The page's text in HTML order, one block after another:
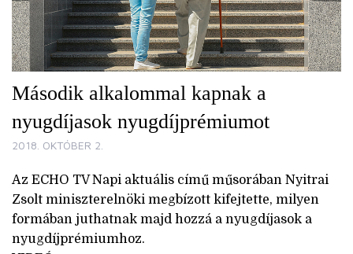
Második alkalommal kapnak a
nyugdíjasok nyugdíjprémiumot
2018. OKTÓBER 2.
Az ECHO TV Napi aktuális című műsorában Nyitrai
Zsolt miniszterelnöki megbízott kifejtette, milyen
formában juthatnak majd hozzá a nyugdíjasok a
nyugdíjprémiumhoz.